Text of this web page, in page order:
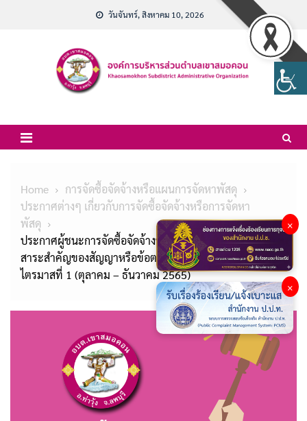
วันจันทร์, สิงหาคม 10, 2026
Home
การจัดซื้อจัดจ้างหรือแผนการจัดหาพัสดุ
ประกาศต่างๆ เกี่ยวกับการจัดซื้อจัดจ้างหรือการจัดหา
พัสดุ
ประกาศผู้ชนะการจัดซื้อจัดจ้างหรือผู้ได้รับการคัดเลือกและ
สาระสำคัญของสัญญาหรือข้อตกลงเป็นหนังสือ ประจำ
ไตรมาสที่ 1 (ตุลาคม – ธันวาคม 2565)
×
×